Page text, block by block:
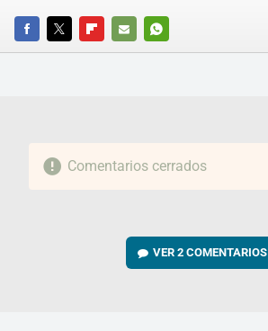
FACEBOOKTWITTERFLIPBOARD
E-
WHATSAPP
Comentarios cerrados
VER2 COMENTARIOS